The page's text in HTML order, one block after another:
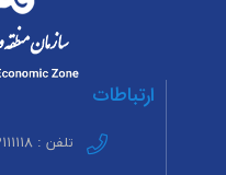
ارتباطات
تلفن : ۵۲۱۱۱۱۱۸-۰۶۱